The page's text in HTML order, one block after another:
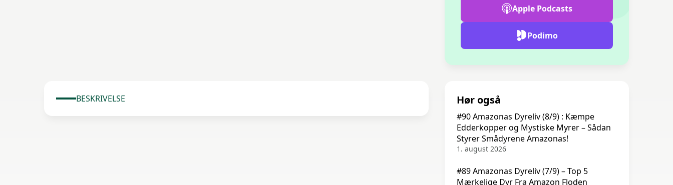
Apple Podcasts
Podimo
BESKRIVELSE Hør også
#90 Amazonas Dyreliv (8/9) : Kæmpe
Edderkopper og Mystiske Myrer – Sådan
Styrer Smådyrene Amazonas!
1. august 2026
#89 Amazonas Dyreliv (7/9) – Top 5
Mærkelige Dyr Fra Amazon Floden